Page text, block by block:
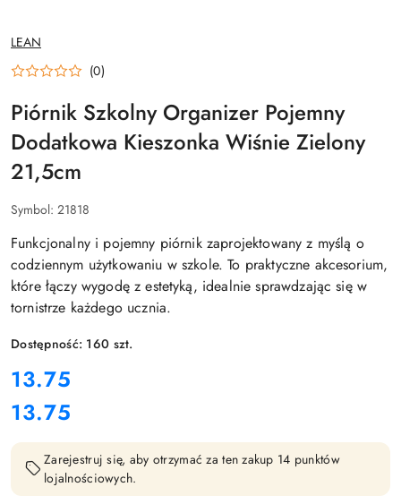
NAZWA
PRODUCENTA:
LEAN
(0)
Piórnik Szkolny Organizer Pojemny
Dodatkowa Kieszonka Wiśnie Zielony
21,5cm
Symbol: 21818
Funkcjonalny i pojemny piórnik zaprojektowany z myślą o
codziennym użytkowaniu w szkole. To praktyczne akcesorium,
które łączy wygodę z estetyką, idealnie sprawdzając się w
tornistrze każdego ucznia.
Dostępność: 160 szt.
cena:
13.75
Cena:
13.75
Zarejestruj się, aby otrzymać za ten zakup 14 punktów
lojalnościowych.